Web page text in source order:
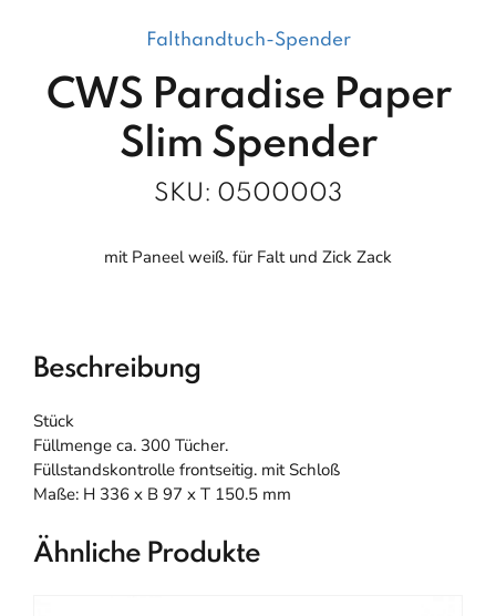
Falthandtuch-Spender
CWS Paradise Paper
Slim Spender
SKU: 0500003
mit Paneel weiß. für Falt und Zick Zack
Beschreibung
Stück
Füllmenge ca. 300 Tücher.
Füllstandskontrolle frontseitig. mit Schloß
Maße: H 336 x B 97 x T 150.5 mm
Ähnliche Produkte